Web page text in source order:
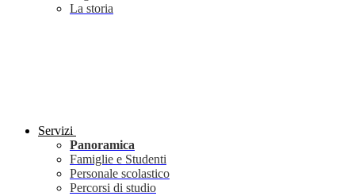
La storia
Servizi
Panoramica
Famiglie e Studenti
Personale scolastico
Percorsi di studio